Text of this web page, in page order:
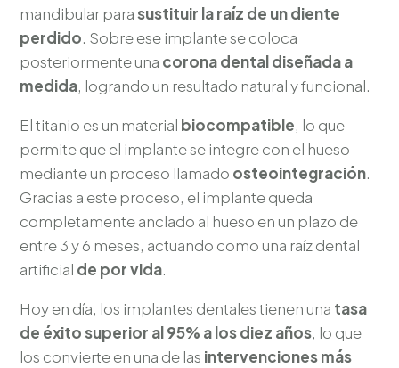
mandibular parasustituir la raíz de un diente
perdido. Sobre ese implante se coloca
posteriormente una corona dental diseñada a
medida, logrando un resultado natural y funcional.
El titanio es un material biocompatible, lo que
permite que el implante se integre con el hueso
mediante un proceso llamado osteointegración.
Gracias a este proceso, el implante queda
completamente anclado al hueso en un plazo de
entre 3 y 6 meses, actuando como una raíz dental
artificial de por vida.
Hoy en día, los implantes dentales tienen una tasa
de éxito superior al 95% a los diez años, lo que
los convierte en una de las intervenciones más